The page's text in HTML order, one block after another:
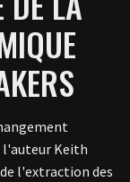
l'auteur Keith
l'extraction des